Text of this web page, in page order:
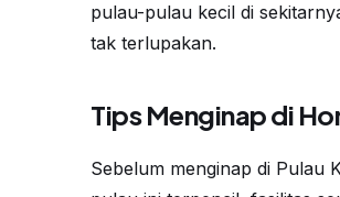
pulau-pulau kecil di
tak terlupakan.
Tips Menginap di
Sebelum menginap di Pulau